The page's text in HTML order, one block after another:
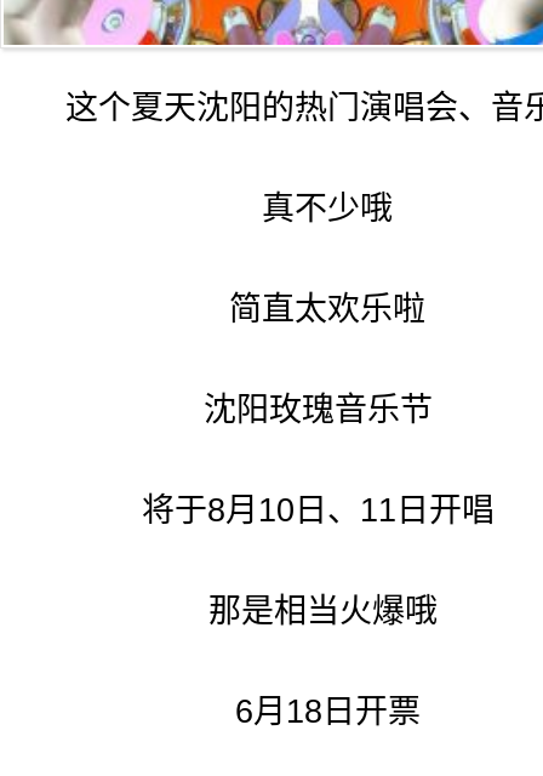
这个夏天沈阳的热门演唱会、音
真不少哦
简直太欢乐啦
沈阳玫瑰音乐节
将于8月10日、11日开唱
那是相当火爆哦
6月18日开票